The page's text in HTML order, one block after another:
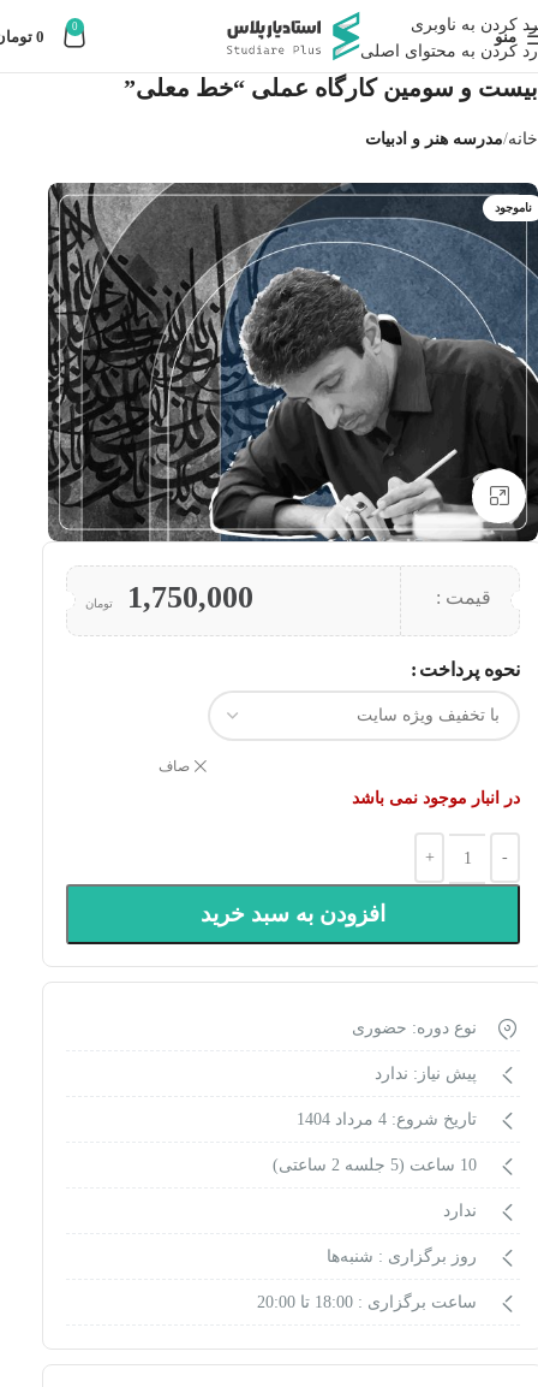
رد کردن به ناوبری
رد کردن به محتوای اصلی
منو
0
0
بیست و سومین كارگاه عملى “خط معلی”
خانه مدرسه هنر و ادبیات
ناموجود
بزرگنمایی تصویر
قیمت : 1,750,000 تومان
نحوه پرداخت
صاف
در انبار موجود نمی باشد
افزودن به سبد خرید
نوع دوره: حضوری
پیش نیاز: ندارد
تاریخ شروع: 4 مرداد 1404
10 ساعت (5 جلسه 2 ساعتی)
ندارد
روز برگزاری : شنبه‌ها
ساعت برگزاری : 18:00 تا 20:00